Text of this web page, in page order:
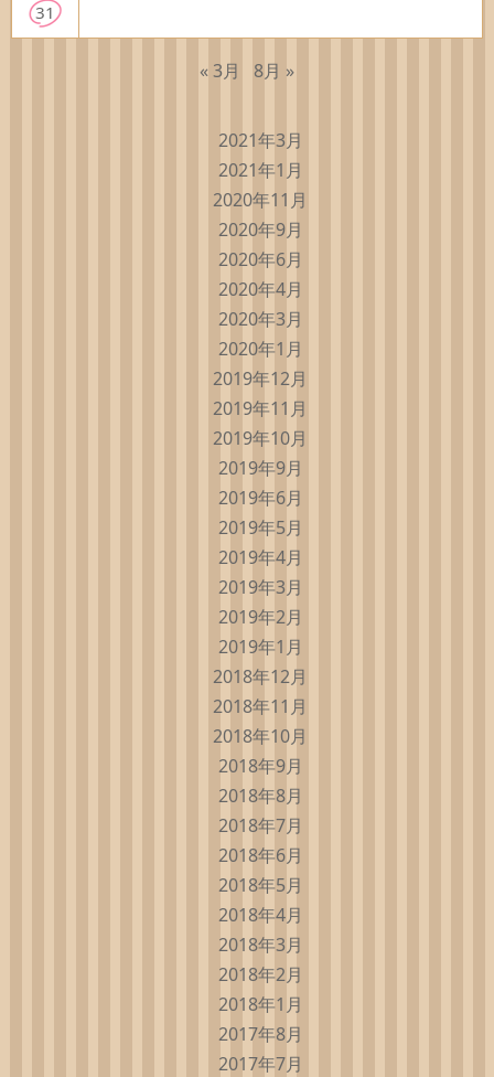
31
« 3月 8月 »
2021年3月
2021年1月
2020年11月
2020年9月
2020年6月
2020年4月
2020年3月
2020年1月
2019年12月
2019年11月
2019年10月
2019年9月
2019年6月
2019年5月
2019年4月
2019年3月
2019年2月
2019年1月
2018年12月
2018年11月
2018年10月
2018年9月
2018年8月
2018年7月
2018年6月
2018年5月
2018年4月
2018年3月
2018年2月
2018年1月
2017年8月
2017年7月